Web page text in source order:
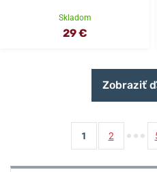
Skladom
29 €
Zobraziť
1 2